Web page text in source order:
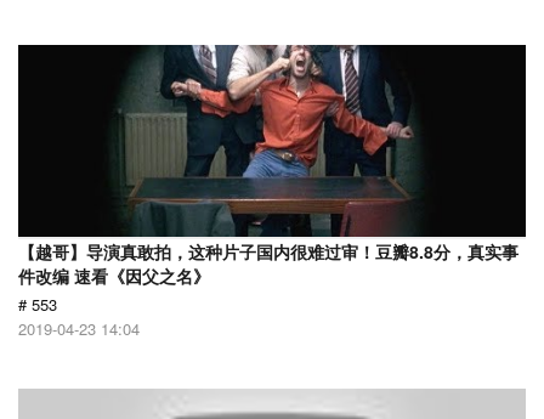
【越哥】导演真敢拍，这种片子国内很难过审！豆瓣8.8分，真实事
件改编 速看《因父之名》
# 553
2019-04-23 14:04